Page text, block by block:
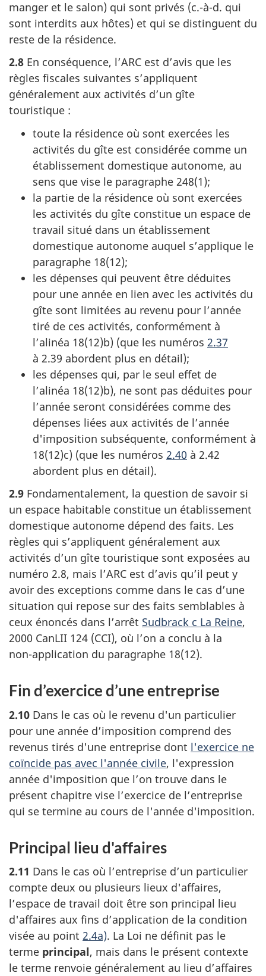
manger et le salon) qui sont privés (c.-à-d. qui
sont interdits aux hôtes) et qui se distinguent du
reste de la résidence.
2.8 En conséquence, l’ARC est d’avis que les
règles fiscales suivantes s’appliquent
généralement aux activités d’un gîte
touristique :
toute la résidence où sont exercées les
activités du gîte est considérée comme un
établissement domestique autonome, au
sens que vise le paragraphe 248(1);
la partie de la résidence où sont exercées
les activités du gîte constitue un espace de
travail situé dans un établissement
domestique autonome auquel s’applique le
paragraphe 18(12);
les dépenses qui peuvent être déduites
pour une année en lien avec les activités du
gîte sont limitées au revenu pour l’année
tiré de ces activités, conformément à
l’alinéa 18(12)b) (que les numéros 2.37
à 2.39 abordent plus en détail);
les dépenses qui, par le seul effet de
l’alinéa 18(12)b), ne sont pas déduites pour
l’année seront considérées comme des
dépenses liées aux activités de l’année
d'imposition subséquente, conformément à
18(12)c) (que les numéros 2.40 à 2.42
abordent plus en détail).
2.9 Fondamentalement, la question de savoir si
un espace habitable constitue un établissement
domestique autonome dépend des faits. Les
règles qui s’appliquent généralement aux
activités d’un gîte touristique sont exposées au
numéro 2.8, mais l’ARC est d’avis qu’il peut y
avoir des exceptions comme dans le cas d’une
situation qui repose sur des faits semblables à
ceux énoncés dans l’arrêt Sudbrack c La Reine,
2000 CanLII 124 (CCI), où l’on a conclu à la
non-application du paragraphe 18(12).
Fin d’exercice d’une entreprise
2.10 Dans le cas où le revenu d'un particulier
pour une année d’imposition comprend des
revenus tirés d'une entreprise dont l'exercice ne
coïncide pas avec l'année civile, l'expression
année d'imposition que l’on trouve dans le
présent chapitre vise l’exercice de l’entreprise
qui se termine au cours de l'année d'imposition.
Principal lieu d'affaires
2.11 Dans le cas où l’entreprise d’un particulier
compte deux ou plusieurs lieux d'affaires,
l’espace de travail doit être son principal lieu
d'affaires aux fins d’application de la condition
visée au point 2.4a). La Loi ne définit pas le
terme principal, mais dans le présent contexte
le terme renvoie généralement au lieu d’affaires